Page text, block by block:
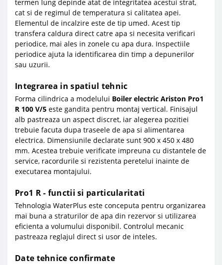
termen lung depinde atat de integritatea acestui strat,
cat si de regimul de temperatura si calitatea apei.
Elementul de incalzire este de tip umed. Acest tip
transfera caldura direct catre apa si necesita verificari
periodice, mai ales in zonele cu apa dura. Inspectiile
periodice ajuta la identificarea din timp a depunerilor
sau uzurii.
Integrarea in spatiul tehnic
Forma cilindrica a modelului Boiler electric Ariston Pro1
R 100 V/5 este gandita pentru montaj vertical. Finisajul
alb pastreaza un aspect discret, iar alegerea pozitiei
trebuie facuta dupa traseele de apa si alimentarea
electrica. Dimensiunile declarate sunt 900 x 450 x 480
mm. Acestea trebuie verificate impreuna cu distantele de
service, racordurile si rezistenta peretelui inainte de
executarea montajului.
Pro1 R - functii si particularitati
Tehnologia WaterPlus este conceputa pentru organizarea
mai buna a straturilor de apa din rezervor si utilizarea
eficienta a volumului disponibil. Controlul mecanic
pastreaza reglajul direct si usor de inteles.
Date tehnice confirmate